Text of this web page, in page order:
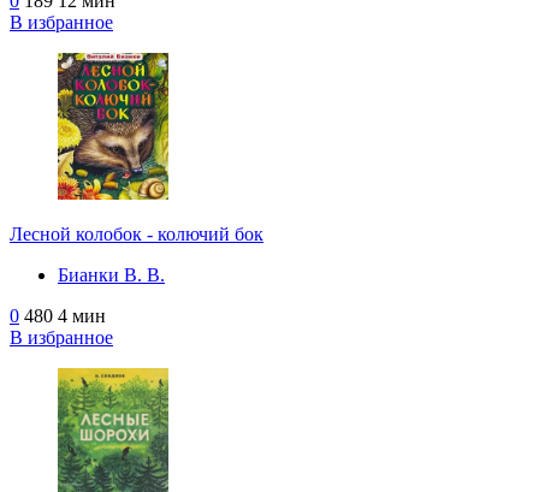
В избранное
Лесной колобок - колючий бок
Бианки В. В.
0 480 4 мин
В избранное